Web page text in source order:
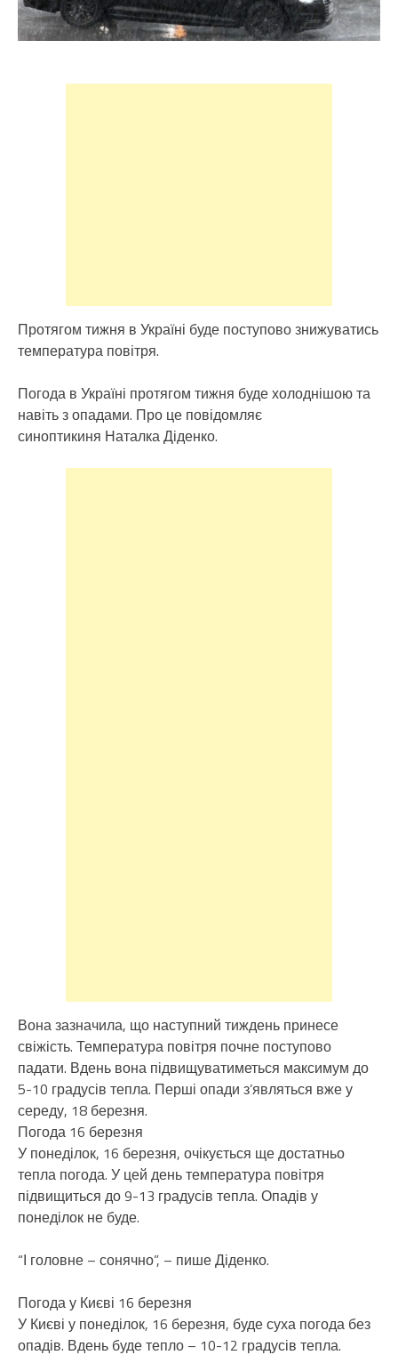
Протягом тижня в Україні буде поступово знижуватись
температура повітря.
Погода в Україні протягом тижня буде холоднішою та
навіть з опадами. Про це повідомляє
синоптикиня Наталка Діденко.
Вона зазначила, що наступний тиждень принесе
свіжість. Температура повітря почне поступово
падати. Вдень вона підвищуватиметься максимум до
5-10 градусів тепла. Перші опади з’являться вже у
середу, 18 березня.
Погода 16 березня
У понеділок, 16 березня, очікується ще достатньо
тепла погода. У цей день температура повітря
підвищиться до 9-13 градусів тепла. Опадів у
понеділок не буде.
“І головне – сонячно”, – пише Діденко.
Погода у Києві 16 березня
У Києві у понеділок, 16 березня, буде суха погода без
опадів. Вдень буде тепло – 10-12 градусів тепла.